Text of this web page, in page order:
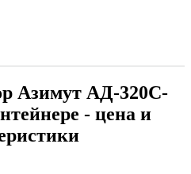
Азимут АД-320С-
- цена и